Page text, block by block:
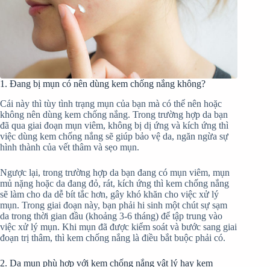
1. Đang bị mụn có nên dùng kem chống nắng không?
Cái này thì tùy tình trạng mụn của bạn mà có thể nên hoặc
không nên dùng kem chống nắng. Trong trường hợp da bạn
đã qua giai đoạn mụn viêm, không bị dị ứng và kích ứng thì
việc dùng kem chống nắng sẽ giúp bảo vệ da, ngăn ngừa sự
hình thành của vết thâm và sẹo mụn.
Ngược lại, trong trường hợp da bạn đang có mụn viêm, mụn
mủ nặng hoặc da đang đỏ, rát, kích ứng thì kem chống nắng
sẽ làm cho da dễ bít tắc hơn, gây khó khăn cho việc xử lý
mụn. Trong giai đoạn này, bạn phải hi sinh một chút sự sạm
da trong thời gian đầu (khoảng 3-6 tháng) để tập trung vào
việc xử lý mụn. Khi mụn đã được kiểm soát và bước sang giai
đoạn trị thâm, thì kem chống nắng là điều bắt buộc phải có.
2. Da mụn phù hợp với kem chống nắng vật lý hay kem